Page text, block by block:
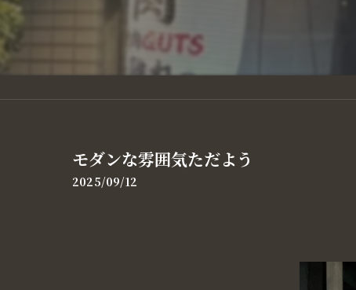
モダンな雰囲気ただよう
2025/09/12